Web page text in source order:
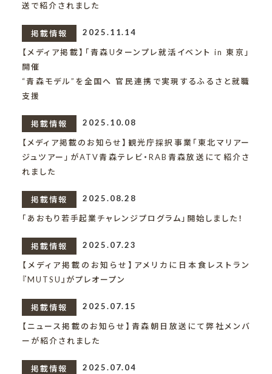
送で紹介されました
掲載情報 2025.11.14
【メディア掲載】「青森Uターンプレ就活イベント in 東京」
開催
“青森モデル”を全国へ 官民連携で実現するふるさと就職
支援
掲載情報 2025.10.08
【メディア掲載のお知らせ】観光庁採択事業「東北マリアー
ジュツアー」がATV青森テレビ・RAB青森放送にて紹介さ
れました
掲載情報 2025.08.28
「あおもり若手起業チャレンジプログラム」開始しました！
掲載情報 2025.07.23
【メディア掲載のお知らせ】アメリカに日本食レストラン
『MUTSU』がプレオープン
掲載情報 2025.07.15
【ニュース掲載のお知らせ】青森朝日放送にて弊社メンバ
ーが紹介されました
掲載情報 2025.07.04